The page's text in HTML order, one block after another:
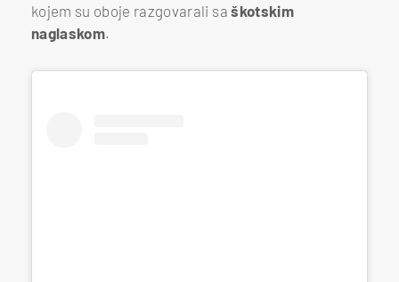
kojem su oboje razgovarali saškotskim
naglaskom.